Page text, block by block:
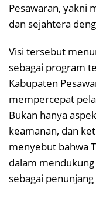
Pesawaran, yakni
dan sejahtera
Visi tersebut
sebagai program
Kabupaten
mempercepat
Bukan hanya
keamanan, dan
menyebut bahwa
dalam
sebagai